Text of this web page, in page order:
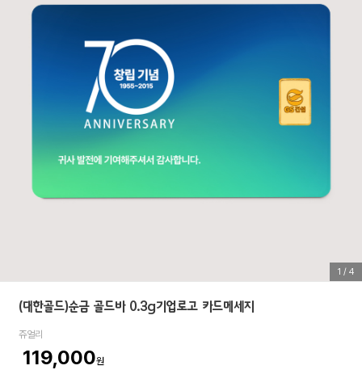
1 / 4
(대한골드)순금 골드바 0.3g기업로고 카드메세지
쥬얼리
119,000원